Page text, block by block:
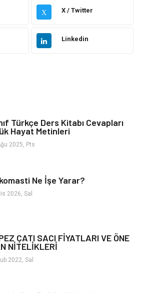
Elektrik Elektronik
Tatil
Kültür Sanat
Tarih
X X / Twitter
Linkedin
Türkçe Ders Kitabı Cevapları
Hayat Metinleri
2025, Pts
Ne İşe Yarar?
2026, Sal
ÇATI SACI FİYATLARI VE ÖNE
NİTELİKLERİ
2022, Sal